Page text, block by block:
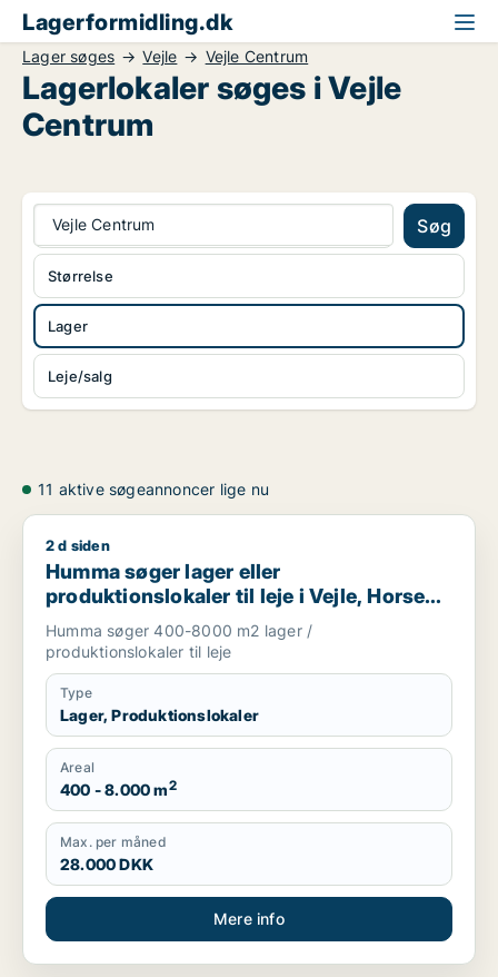
Lagerformidling.dk
Lager søges Vejle Vejle Centrum
Lagerlokaler søges i Vejle
Centrum
Vejle Centrum Søg
Lager
Leje/salg
Størrelse
11 aktive søgeannoncer lige nu
Humma søger lager eller produktionslokaler til leje i Vejle,
2 d siden
Humma søger lager eller
produktionslokaler til leje i Vejle, Horsens
eller Hedensted
Humma søger 400-8000 m2 lager /
produktionslokaler til leje
Type
Lager, Produktionslokaler
Areal
400 - 8.000 m2
Max. per måned
28.000 DKK
Mere info